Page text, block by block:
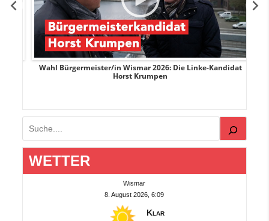
Wahl Bürgermeister/in Wismar 2026: Die Linke-Kandidat
Horst Krumpen
Suchen
WETTER
Wismar
8. August 2026, 6:09
Klar